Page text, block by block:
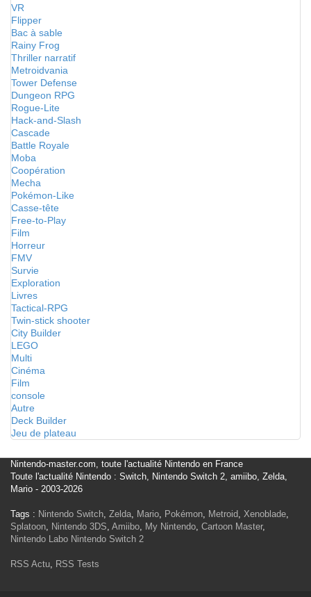
VR
Flipper
Bac à sable
Rainy Frog
Thriller narratif
Metroidvania
Tower Defense
Dungeon RPG
Rogue-Lite
Hack-and-Slash
Cascade
Battle Royale
Moba
Coopération
Mecha
Pokémon-Like
Casse-tête
Free-to-Play
Film
Horreur
FMV
Survie
Exploration
Livres
Tactical-RPG
Twin-stick shooter
City Builder
LEGO
Multi
Cinéma
Film
console
Autre
Deck Builder
Jeu de plateau
Nintendo-master.com, toute l'actualité Nintendo en France
Toute l'actualité Nintendo : Switch, Nintendo Switch 2, amiibo, Zelda,
Mario - 2003-2026
Tags : Nintendo Switch, Zelda, Mario, Pokémon, Metroid, Xenoblade,
Splatoon, Nintendo 3DS, Amiibo, My Nintendo, Cartoon Master,
Nintendo Labo Nintendo Switch 2
RSS Actu, RSS Tests